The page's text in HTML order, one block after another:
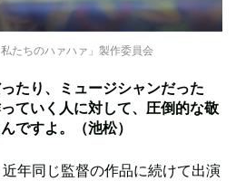
たちのハァハァ」製作委員会
たり、ミュージシャンだった
ていく人に対して、圧倒的な敬
ですよ。（池松）
年同じ監督の作品に続けて出演